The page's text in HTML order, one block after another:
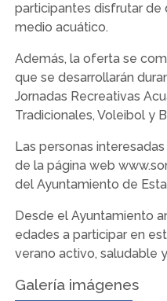
participantes disfrutar
medio acuático.
Además, la oferta se
que se desarrollarán
Jornadas Recreativas
Tradicionales, Voleibol y
Las personas
de la página web
del Ayuntamiento de
Desde el Ayuntamiento
edades a participar en
verano activo, saludable
Galería imágenes